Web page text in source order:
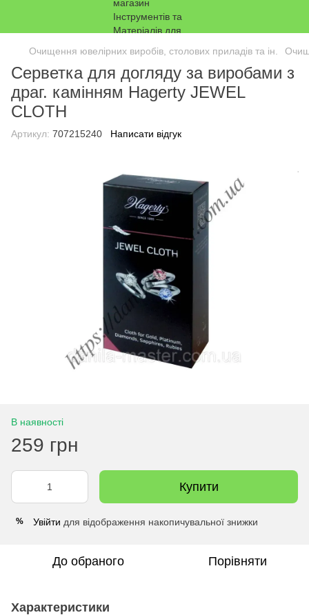
Очищення ювелірних виробів, столових приладів та ін.
Серветка для догляду за виробами з
драг. камінням Hagerty JEWEL
CLOTH
Артикул: 707215240 Написати відгук
В наявності
259 грн
Купити
% Увійти для відображення накопичувальної знижки
До обраного Порівняти
Характеристики